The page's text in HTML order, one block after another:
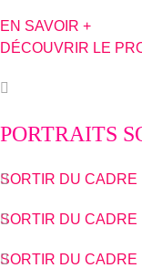
EN SAVOIR +​
DÉCOUVRIR LE
PORTRAITS
SORTIR DU
SORTIR DU
SORTIR DU